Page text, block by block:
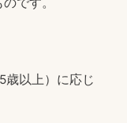
歳以上）に応じ